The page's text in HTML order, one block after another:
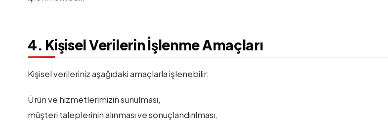
4. Kişisel Verilerin İşlenme Amaçları
Kişisel verileriniz aşağıdaki amaçlarla işlenebilir:
Ürün ve hizmetlerimizin sunulması,
müşteri taleplerinin alınması ve sonuçlandırılması,